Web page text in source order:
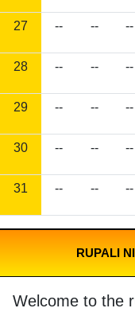
27 -- -- --
28 -- -- --
29 -- -- --
30 -- -- --
31 -- -- --
RUPALI
Welcome to the